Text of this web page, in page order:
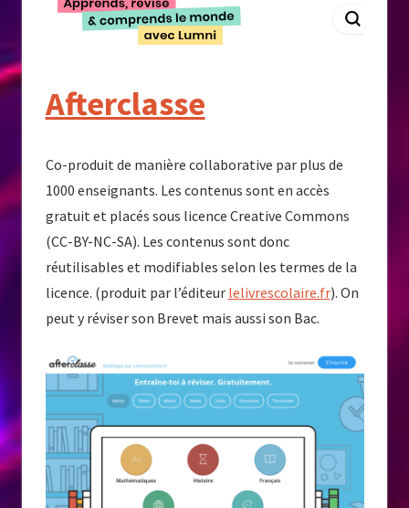
Afterclasse
Co-produit de manière collaborative par plus de
1000 enseignants. Les contenus sont en accès
gratuit et placés sous licence Creative Commons
(CC-BY-NC-SA). Les contenus sont donc
réutilisables et modifiables selon les termes de la
licence. (produit par l’éditeur lelivrescolaire.fr). On
peut y réviser son Brevet mais aussi son Bac.